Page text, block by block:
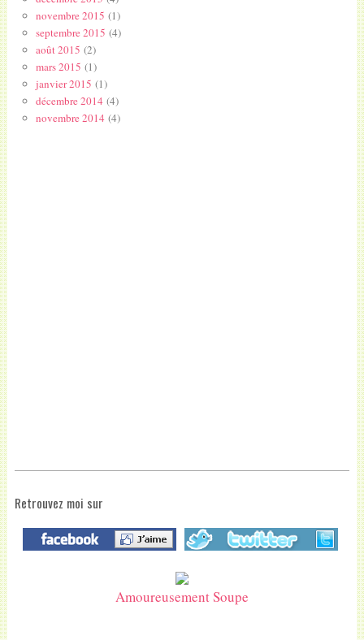
novembre 2015 (1)
septembre 2015 (4)
août 2015 (2)
mars 2015 (1)
janvier 2015 (1)
décembre 2014(4)
novembre 2014(4)
Retrouvez moi sur
Amoureusement Soupe